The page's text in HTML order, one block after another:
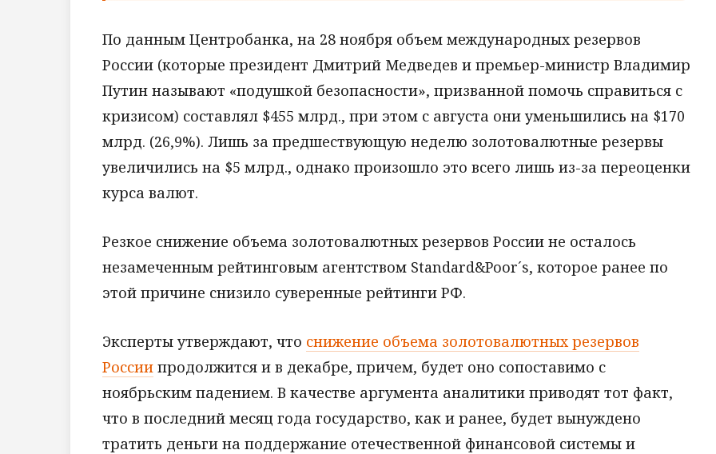
По данным Центробанка, на 28 ноября объем международных резервов
России (которые президент Дмитрий Медведев и премьер-министр Владимир
Путин называют «подушкой безопасности», призванной помочь справиться с
кризисом) составлял $455 млрд., при этом с августа они уменьшились на $170
млрд. (26,9%). Лишь за предшествующую неделю золотовалютные резервы
увеличились на $5 млрд., однако произошло это всего лишь из-за переоценки
курса валют.
Резкое снижение объема золотовалютных резервов России не осталось
незамеченным рейтинговым агентством Standard&Poor´s, которое ранее по
этой причине снизило суверенные рейтинги РФ.
Эксперты утверждают, что снижение объема золотовалютных резервов
России продолжится и в декабре, причем, будет оно сопоставимо с
ноябрьским падением. В качестве аргумента аналитики приводят тот факт,
что в последний месяц года государство, как и ранее, будет вынуждено
тратить деньги на поддержание отечественной финансовой системы и